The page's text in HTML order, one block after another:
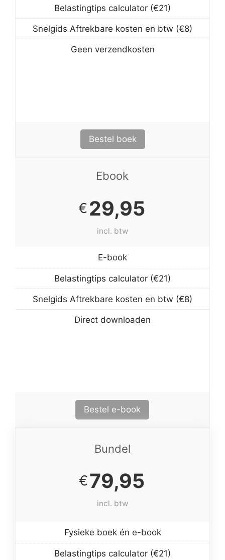
Belastingtips calculator (€21)
Snelgids Aftrekbare kosten en btw (€8)
Geen verzendkosten
Bestel boek
Ebook
€29,95
incl. btw
E-book
Belastingtips calculator (€21)
Snelgids Aftrekbare kosten en btw (€8)
Direct downloaden
Bestel e-book
Bundel
€79,95
incl. btw
Fysieke boek én e-book
Belastingtips calculator (€21)